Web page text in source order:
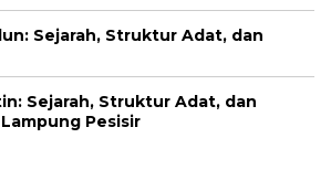
Sejarah, Struktur Adat, dan
Sejarah, Struktur Adat, dan
Pesisir